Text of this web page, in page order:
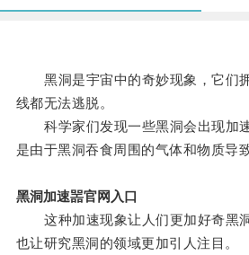
黑洞是宇宙中的奇妙现象，它们
线都无法逃脱。
科学家们发现一些黑洞会出现加
是由于黑洞吞食周围的气体和物质导
黑洞加速噐官网入口
这种加速现象让人们更加好奇黑洞
也让研究黑洞的领域更加引人注目。